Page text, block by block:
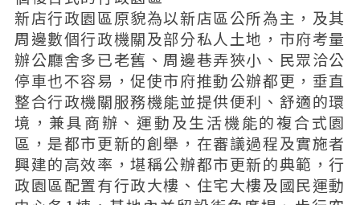
新店行政園區原貌為以新店區公所為主，及其
周邊數個行政機關及部分私人土地，市府考量
辦公廳舍多已老舊、周邊巷弄狹小、民眾洽公
停車也不容易，促使市府推動公辦都更，垂直
整合行政機關服務機能並提供便利、舒適的環
境，兼具商辦、運動及生活機能的複合式園
區，是都市更新的創舉，在審議過程及實施者
興建的高效率，堪稱公辦都市更新的典範，行
政園區配置有行政大樓、住宅大樓及國民運動